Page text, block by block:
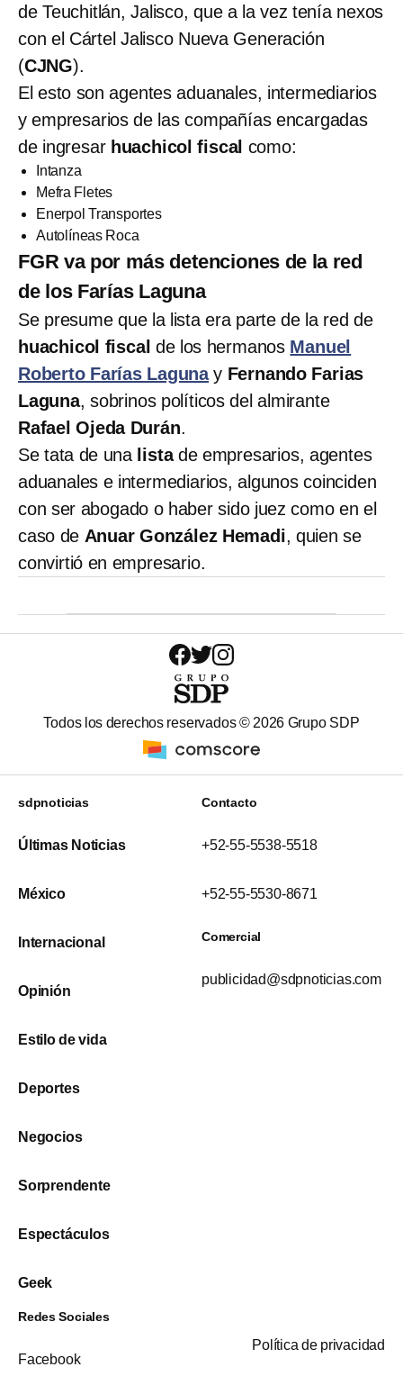
de Teuchitlán, Jalisco, que a la vez tenía nexos
con el Cártel Jalisco Nueva Generación
(CJNG).
El esto son agentes aduanales, intermediarios
y empresarios de las compañías encargadas
de ingresar huachicol fiscal como:
Intanza
Mefra Fletes
Enerpol Transportes
Autolíneas Roca
FGR va por más detenciones de la red
de los Farías Laguna
Se presume que la lista era parte de la red de
huachicol fiscal de los hermanos Manuel
Roberto Farías Laguna y Fernando Farias
Laguna, sobrinos políticos del almirante
Rafael Ojeda Durán.
Se tata de una listade empresarios, agentes
aduanales e intermediarios, algunos coinciden
con ser abogado o haber sido juez como en el
caso de Anuar González Hemadi, quien se
convirtió en empresario.
Todos los derechos reservados © 2026 Grupo SDP
sdpnoticias
Últimas Noticias
México
Internacional
Opinión
Estilo de vida
Deportes
Negocios
Sorprendente
Espectáculos
Geek
Contacto
+52-55-5538-5518
+52-55-5530-8671
Comercial
publicidad@sdpnoticias.com
Redes Sociales
Facebook
Política de privacidad